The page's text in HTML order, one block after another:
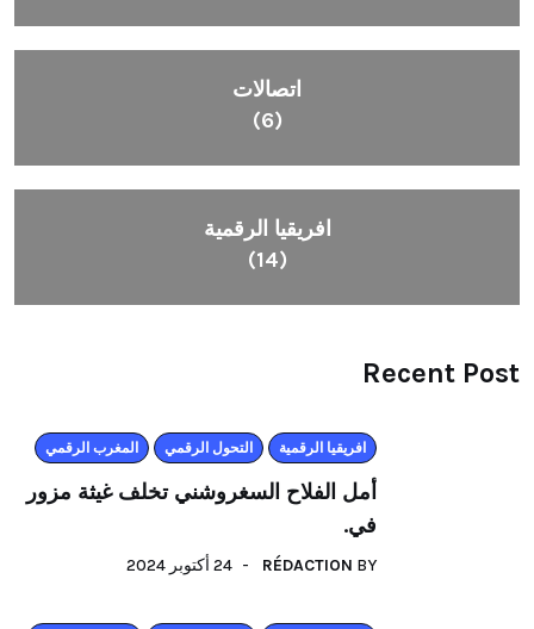
اتصالات
(6)
افريقيا الرقمية
(14)
Recent Post
افريقيا الرقمية التحول الرقمي المغرب الرقمي
أمل الفلاح السغروشني تخلف غيثة مزور
في.
BY
RÉDACTION 24 أكتوبر 2024